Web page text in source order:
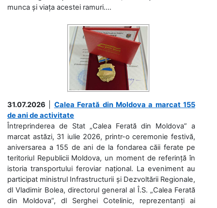
munca și viața acestei ramuri....
31.07.2026
Calea Ferată din Moldova a marcat 155
de ani de activitate
Întreprinderea de Stat „Calea Ferată din Moldova” a
marcat astăzi, 31 iulie 2026, printr-o ceremonie festivă,
aniversarea a 155 de ani de la fondarea căii ferate pe
teritoriul Republicii Moldova, un moment de referință în
istoria transportului feroviar național. La eveniment au
participat ministrul Infrastructurii și Dezvoltării Regionale,
dl Vladimir Bolea, directorul general al Î.S. „Calea Ferată
din Moldova”, dl Serghei Cotelinic, reprezentanți ai